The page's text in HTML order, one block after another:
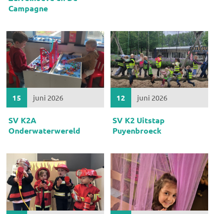
Campagne
15 juni 2026
SV K2A
Onderwaterwereld
12 juni 2026
SV K2 Uitstap
Puyenbroeck